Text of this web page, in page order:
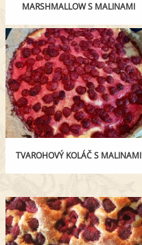
MARSHMALLOW S MALINAMI
TVAROHOVÝ KOLÁČ S MALINAMI